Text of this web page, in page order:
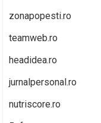
zonapopesti.ro
teamweb.ro
headidea.ro
jurnalpersonal.ro
nutriscore.ro